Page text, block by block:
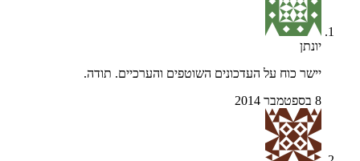
יונתן
יישר כוח על העדכונים השוטפים והערכיים. תודה.
8 בספטמבר 2014